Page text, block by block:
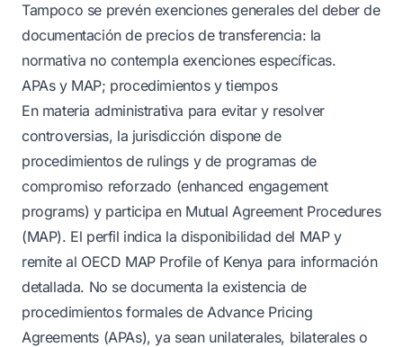
Tampoco se prevén exenciones generales del deber de
documentación de precios de transferencia: la
normativa no contempla exenciones específicas.
APAs y MAP; procedimientos y tiempos
En materia administrativa para evitar y resolver
controversias, la jurisdicción dispone de
procedimientos de rulings y de programas de
compromiso reforzado (enhanced engagement
programs) y participa en Mutual Agreement Procedures
(MAP). El perfil indica la disponibilidad del MAP y
remite al OECD MAP Profile of Kenya para información
detallada. No se documenta la existencia de
procedimientos formales de Advance Pricing
Agreements (APAs), ya sean unilaterales, bilaterales o